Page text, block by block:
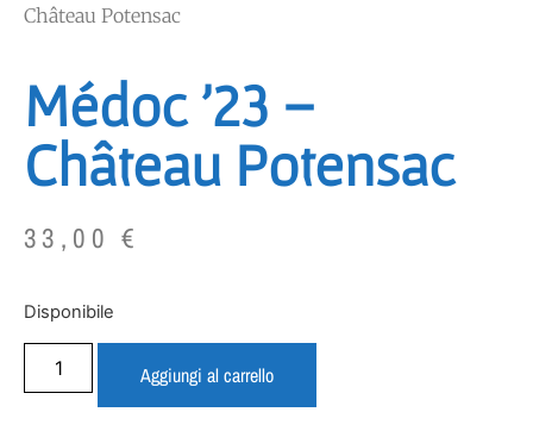
Château Potensac
Médoc ’23 –
Château Potensac
33,00€
Disponibile
Aggiungi al carrello